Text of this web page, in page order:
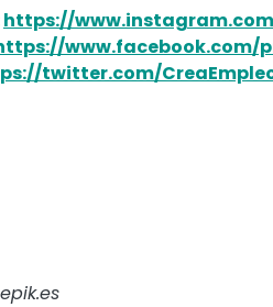
https://
www.facebook.com/
twitter.com/